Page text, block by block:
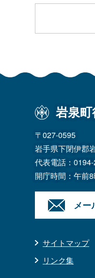
岩泉
〒027-0595
岩手県下閉伊郡
代表電話：
開庁時間：午前
メー
サイトマップ
リンク集